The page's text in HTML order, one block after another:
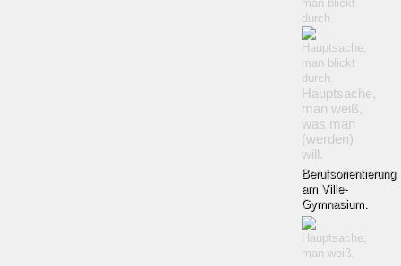
Hauptsache,
man weiß,
was man
(werden)
will.
Berufsorientierung
am Ville-
Gymnasium.